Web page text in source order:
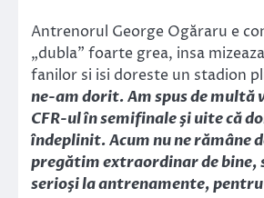
Antrenorul George Ogăraru e
„dubla” foarte grea, insa
fanilor si isi doreste un stadion
ne-am dorit. Am spus de multă
CFR-ul în semifinale şi uite că
îndeplinit. Acum nu ne rămâne
pregătim extraordinar de bine,
serioşi la antrenamente, pentru